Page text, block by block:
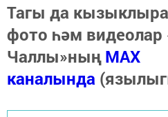
Тагы да
фото һәм
Чаллы»ныңMAX
каналында